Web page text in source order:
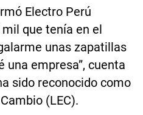
Electro Perú
que tenía en el
unas zapatillas
una empresa”, cuenta
sido reconocido como
(LEC).